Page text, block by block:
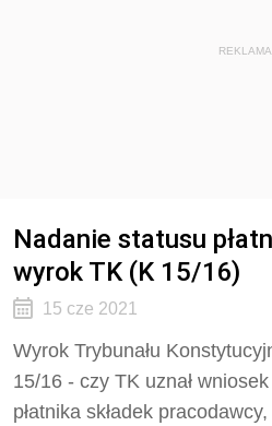
REKLAMA
Nadanie statusu
wyrok TK (K 15/16)
15 cze 2021
Wyrok Trybunału
15/16 - czy TK uznał
płatnika składek